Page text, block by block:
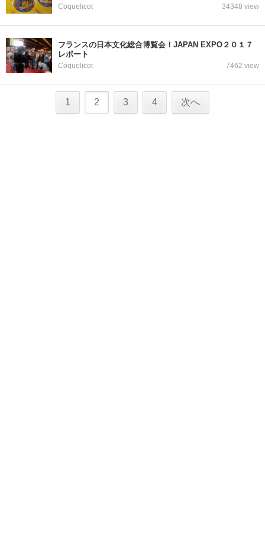
Coquelicot 34348 view
フランスの日本文化総合博覧会！JAPAN EXPO２０１７
レポート
Coquelicot 7462 view
1 2 3 4 次へ